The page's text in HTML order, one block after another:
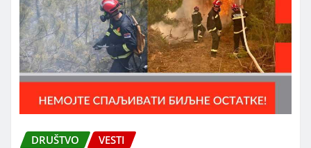
DRUŠTVO VESTI